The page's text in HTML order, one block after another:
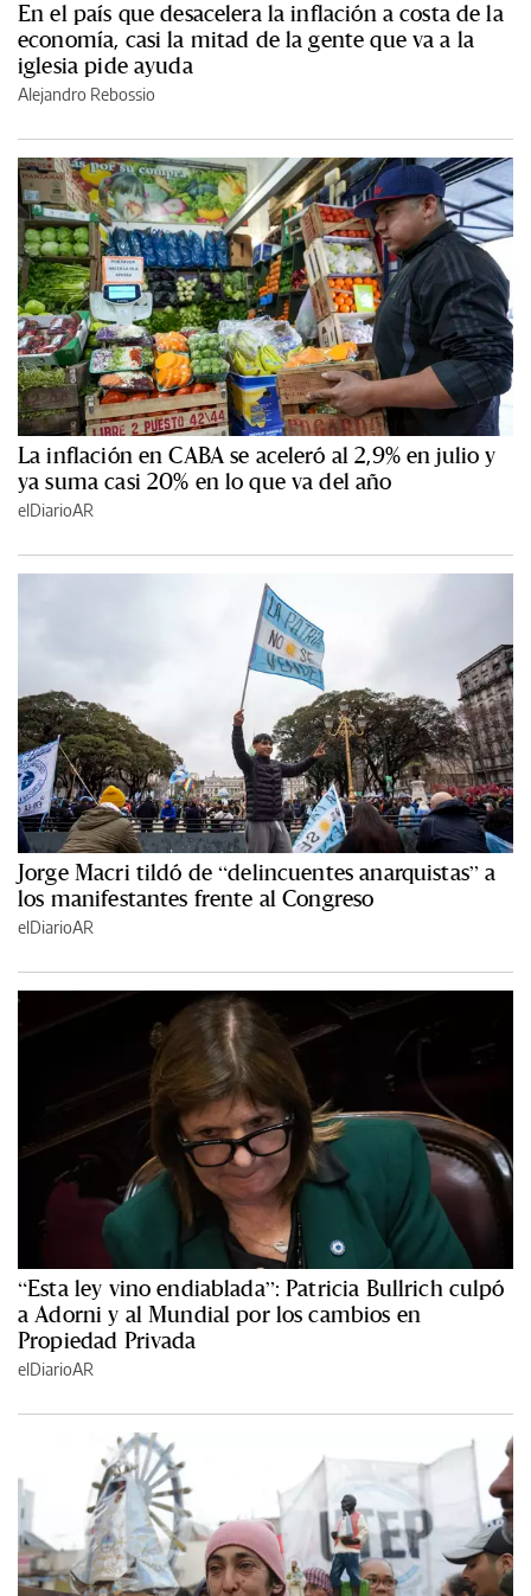
En el país que desacelera la inflación a costa de la
economía, casi la mitad de la gente que va a la
iglesia pide ayuda
Alejandro Rebossio
La inflación en CABA se aceleró al 2,9% en julio y
ya suma casi 20% en lo que va del año
elDiarioAR
Jorge Macri tildó de “delincuentes anarquistas” a
los manifestantes frente al Congreso
elDiarioAR
“Esta ley vino endiablada”: Patricia Bullrich culpó
a Adorni y al Mundial por los cambios en
Propiedad Privada
elDiarioAR